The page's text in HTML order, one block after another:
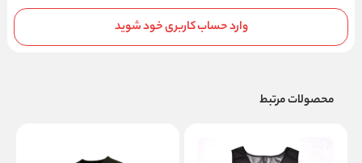
وارد حساب کاربری خود شوید
محصولات مرتبط